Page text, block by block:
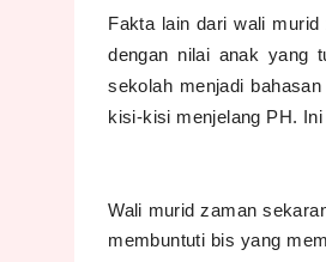
Fakta lain dari wali
dengan nilai anak yang
sekolah menjadi
kisi-kisi menjelang PH.
Wali murid zaman
membuntuti bis yang